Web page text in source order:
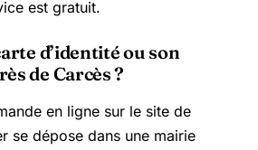
est gratuit.
d’identité ou son
de Carcès ?
en ligne sur le site de
se dépose dans une mairie